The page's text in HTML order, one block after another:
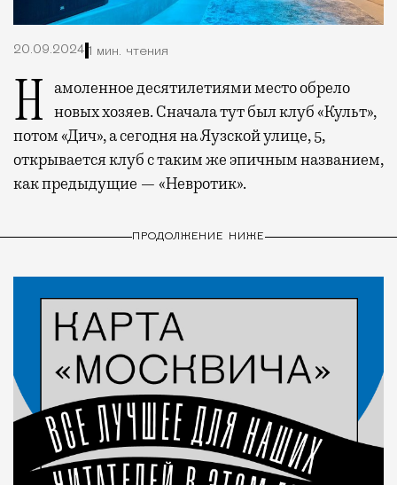
20.09.2024 1 мин. чтения
Намоленное десятилетиями место обрело новых хозяев. Сначала тут был клуб «Культ»,
потом «Дич», а сегодня на Яузской улице, 5,
открывается клуб с таким же эпичным названием,
как предыдущие — «Невротик».
ПРОДОЛЖЕНИЕ НИЖЕ